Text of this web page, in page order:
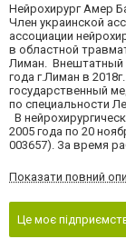
Нейрохирург Амер
Член украинской
ассоциации
в областной
Лиман. Внештатный
года г.Лиман в
государственный
по специальности
В
2005 года по 20
003657). За время
Показати повний
Це моє